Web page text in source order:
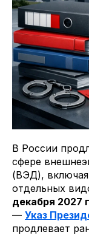
В России
сфере
(ВЭД),
отдельных
декабря 2027
— Указ
продлевает